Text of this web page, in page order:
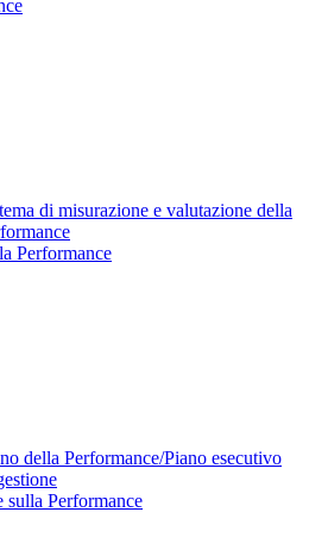
di misurazione e valutazione della
Performance
della Performance/Piano esecutivo
sulla Performance